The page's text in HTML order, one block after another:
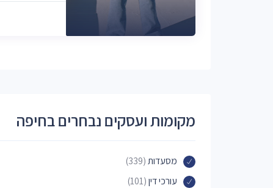
מקומות ועסקים נבחרים בחיפה
מסעדות(339)
עורכי דין(101)